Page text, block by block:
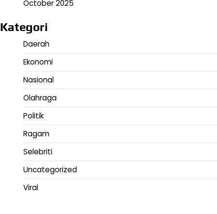
October 2025
Kategori
Daerah
Ekonomi
Nasional
Olahraga
Politik
Ragam
Selebriti
Uncategorized
Viral